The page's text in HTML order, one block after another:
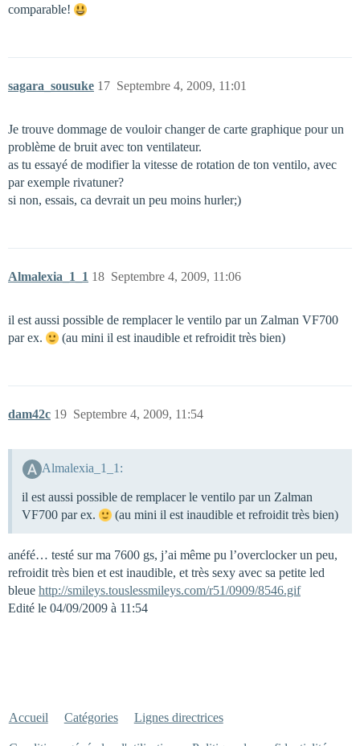
comparable!
sagara_sousuke Septembre 4, 2009, 11:01
17
Je trouve dommage de vouloir changer de carte graphique pour un
problème de bruit avec ton ventilateur.
as tu essayé de modifier la vitesse de rotation de ton ventilo, avec
par exemple rivatuner?
si non, essais, ca devrait un peu moins hurler;)
Almalexia_1_1 Septembre 4, 2009, 11:06
18
il est aussi possible de remplacer le ventilo par un Zalman VF700
par ex.
(au mini il est inaudible et refroidit très bien)
dam42c Septembre 4, 2009, 11:54
19
Almalexia_1_1:
il est aussi possible de remplacer le ventilo par un Zalman
VF700 par ex.
(au mini il est inaudible et refroidit très bien)
anéfé… testé sur ma 7600 gs, j’ai même pu l’overclocker un peu,
refroidit très bien et est inaudible, et très sexy avec sa petite led
bleue http://smileys.touslessmileys.com/r51/0909/8546.gif
Edité le 04/09/2009 à 11:54
Accueil Catégories Lignes directrices